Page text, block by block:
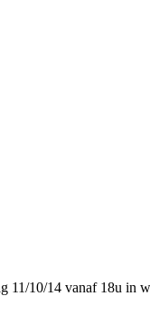
10/14 vanaf 18u in